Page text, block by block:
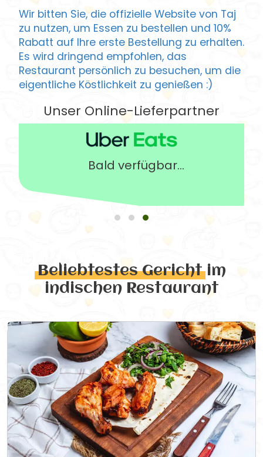
Wir bitten Sie, die offizielle Website von Taj
zu nutzen, um Essen zu bestellen und 10%
Rabatt auf Ihre erste Bestellung zu erhalten.
Es wird dringend empfohlen, das
Restaurant persönlich zu besuchen, um die
eigentliche Köstlichkeit zu genießen :)
Unser Online-Lieferpartner
Bald verfügbar...
Beliebtestes Gerichtim
indischen Restaurant